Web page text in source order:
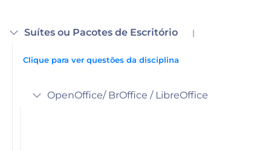
Suítes ou Pacotes de Escritório |
Clique para ver questões da disciplina
OpenOffice/ BrOffice / LibreOffice